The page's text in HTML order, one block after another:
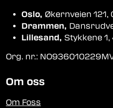
Oslo, Økernveien 121,
Drammen,
Lillesand, Stykkene
Org. nr.:
Om oss
Om Foss